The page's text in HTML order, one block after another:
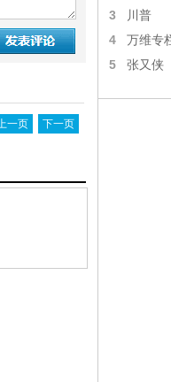
一页 下一页
3 川普
4 万维专
5 张又侠